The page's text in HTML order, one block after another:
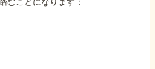
むことになります：